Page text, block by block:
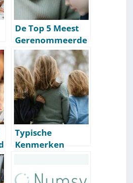
De Top 5 Meest
Gerenommeerde
Kinder-Experts
Van Nederland
Typische
Kenmerken
Oudste Kind